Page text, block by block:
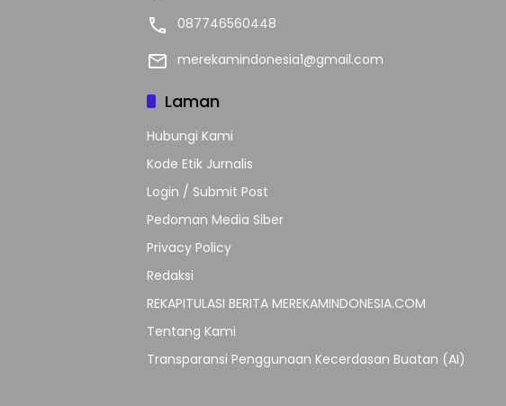
087746560448
merekamindonesia1@gmail.com
Laman
Hubungi Kami
Kode Etik Jurnalis
Login / Submit Post
Pedoman Media Siber
Privacy Policy
Redaksi
REKAPITULASI BERITA MEREKAMINDONESIA.COM
Tentang Kami
Transparansi Penggunaan Kecerdasan Buatan (AI)